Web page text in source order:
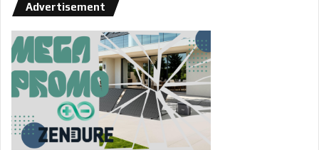
Advertisement